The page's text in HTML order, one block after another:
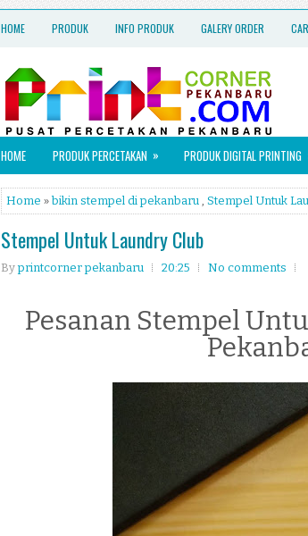
HOME PRODUK INFO PRODUK GALERY ORDER
HOME PRODUK PERCETAKAN » PRODUK DIGITAL PRINTING
Home »bikin stempel di pekanbaru , Stempel Untuk
Stempel Untuk Laundry Club
Byprintcorner pekanbaru 20:25 No comments
Pesanan Stempel